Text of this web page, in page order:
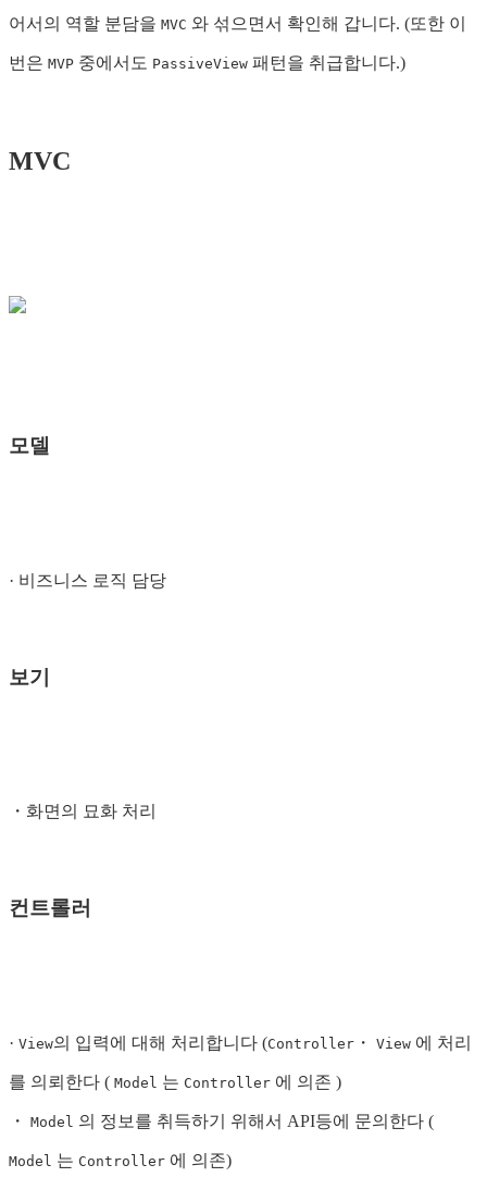
어서의 역할 분담을 MVC 와 섞으면서 확인해 갑니다. (또한 이
번은 MVP 중에서도 PassiveView 패턴을 취급합니다.)
MVC
모델
· 비즈니스 로직 담당
보기
・화면의 묘화 처리
컨트롤러
· View의 입력에 대해 처리합니다 (Controller ・ View 에 처리
를 의뢰한다 ( Model 는 Controller 에 의존 )
・ Model 의 정보를 취득하기 위해서 API등에 문의한다 (
Model 는 Controller 에 의존)